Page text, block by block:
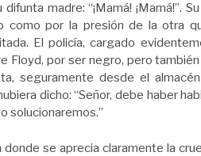
madre: “¡Mamá! ¡Mamá!”.
como por la presión de la otra
El policía, cargado
Floyd, por ser negro, pero
seguramente desde el
dicho: “Señor, debe haber
solucionaremos.”
se aprecia claramente la